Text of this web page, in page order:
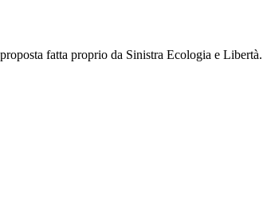
fatta proprio da Sinistra Ecologia e